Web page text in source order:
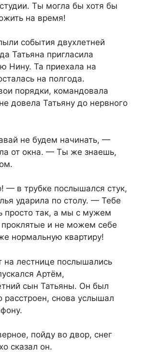
Ты могла бы хотя бы
на время!
события двухлетней
Татьяна пригласила
Нину. Та приехала на
на полгода.
порядки, командовала
довела Татьяну до нервного
не будем начинать, —
от окна. — Ты же знаешь,
— в трубке послышался стук,
ударила по столу. — Тебе
просто так, а мы с мужем
проклятые и не можем себе
нормальную квартиру!
на лестнице послышались
Артём,
сын Татьяны. Он был
расстроен, снова услышал
пойду во двор, снег
сказал он.